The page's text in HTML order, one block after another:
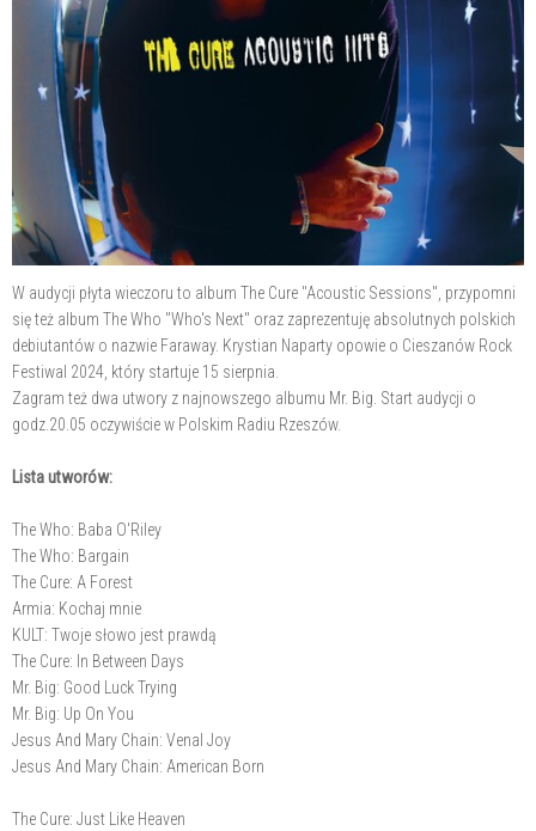
W audycji płyta wieczoru to album The Cure "Acoustic Sessions", przypomni
się też album The Who "Who's Next" oraz zaprezentuję absolutnych polskich
debiutantów o nazwie Faraway. Krystian Naparty opowie o Cieszanów Rock
Festiwal 2024, który startuje 15 sierpnia.
Zagram też dwa utwory z najnowszego albumu Mr. Big. Start audycji o
godz.20.05 oczywiście w Polskim Radiu Rzeszów.
Lista utworów:
The Who: Baba O'Riley
The Who: Bargain
The Cure: A Forest
Armia: Kochaj mnie
KULT: Twoje słowo jest prawdą
The Cure: In Between Days
Mr. Big: Good Luck Trying
Mr. Big: Up On You
Jesus And Mary Chain: Venal Joy
Jesus And Mary Chain: American Born
The Cure: Just Like Heaven